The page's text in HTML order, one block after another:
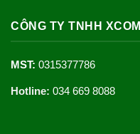
CÔNG TY TNHH XCOM
MST: 0315377786
Hotline: 034 669 8088